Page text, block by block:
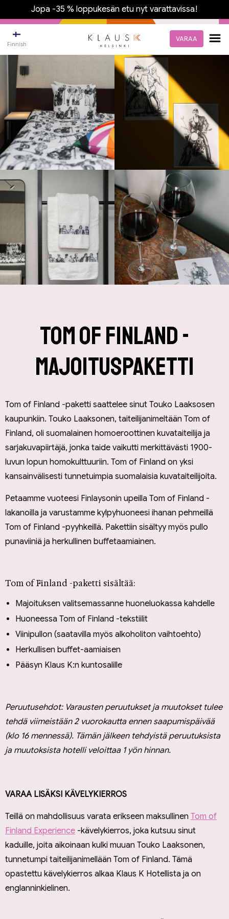
Jopa -35 % loppukesän etu nyt varattavissa!
Finnish
VARAA
Tom of Finland -
majoituspaketti
Tom of Finland -paketti saattelee sinut Touko Laaksosen
kaupunkiin. Touko Laaksonen, taiteilijanimeltään Tom of
Finland, oli suomalainen homoeroottinen kuvataiteilija ja
sarjakuvapiirtäjä, jonka taide vaikutti merkittävästi 1900-
luvun lopun homokulttuuriin. Tom of Finland on yksi
kansainvälisesti tunnetuimpia suomalaisia kuvataiteilijoita.
Petaamme vuoteesi Finlaysonin upeilla Tom of Finland -
lakanoilla ja varustamme kylpyhuoneesi ihanan pehmeillä
Tom of Finland -pyyhkeillä. Pakettiin sisältyy myös pullo
punaviiniä ja herkullinen buffetaamiainen.
Tom of Finland -paketti sisältää:
Majoituksen valitsemassanne huoneluokassa kahdelle
Huoneessa Tom of Finland -tekstiilit
Viinipullon (saatavilla myös alkoholiton vaihtoehto)
Herkullisen buffet-aamiaisen
Pääsyn Klaus K:n kuntosalille
Peruutusehdot: Varausten peruutukset ja muutokset tulee
tehdä viimeistään 2 vuorokautta ennen saapumispäivää
(klo 16 mennessä). Tämän jälkeen tehdyistä peruutuksista
ja muutoksista hotelli veloittaa 1 yön hinnan.
VARAA LISÄKSI KÄVELYKIERROS
Teillä on mahdollisuus varata erikseen maksullinen Tom of
Finland Experience -kävelykierros, joka kutsuu sinut
kaduille, joita aikoinaan kulki muuan Touko Laaksonen,
tunnetumpi taiteilijanimellään Tom of Finland. Tämä
opastettu kävelykierros alkaa Klaus K Hotellista ja on
englanninkielinen.